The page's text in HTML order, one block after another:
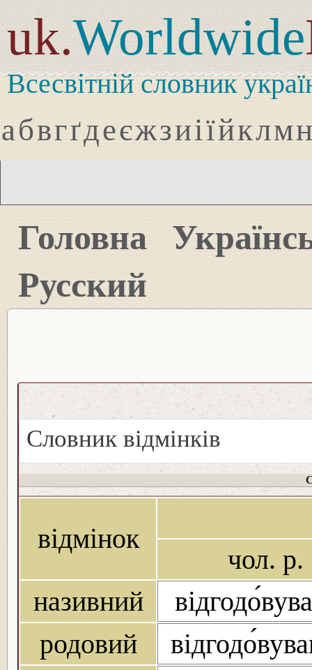
uk.Worldwide
Всесвітній словник
абвгґдеєжзиіїйклмн
Головна
Русский
Словник відмінків
відмінок
чол. р.
називний
родовий